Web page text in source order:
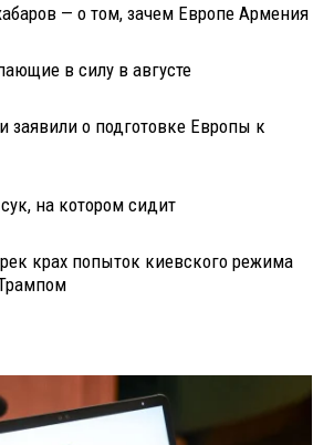
— о том, зачем Европе Армения
в силу в августе
о подготовке Европы к
на котором сидит
крах попыток киевского режима